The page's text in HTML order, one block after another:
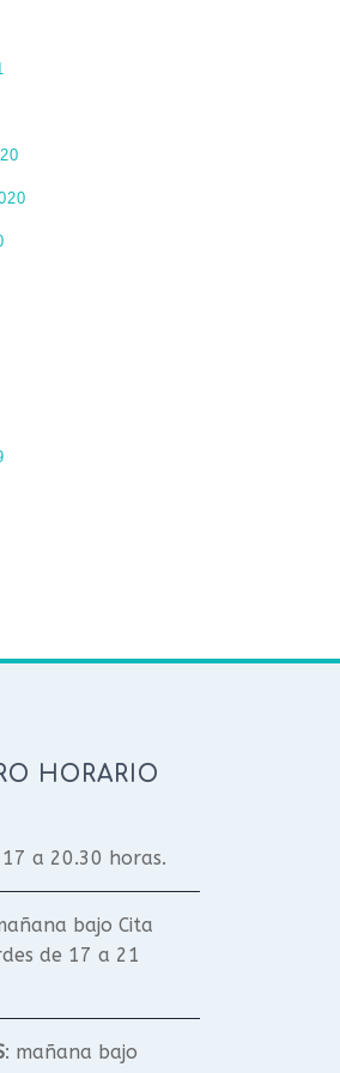
HORARIO
a 20.30 horas.
bajo Cita
de 17 a 21
: mañana bajo